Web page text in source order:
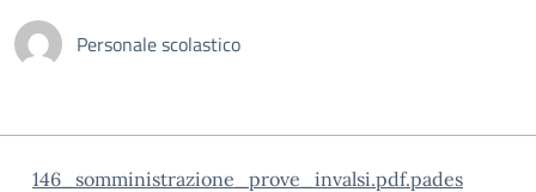
Personale scolastico
146_somministrazione_prove_invalsi.pdf.pades